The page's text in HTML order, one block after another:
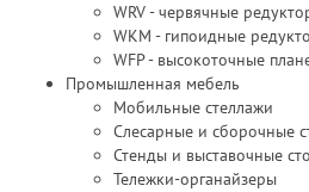
WRV - червячные
WKM - гипоидные
WFP - высокоточные
Промышленная мебель
Мобильные стеллажи
Слесарные и сборочные
Стенды и выставочные
Тележки-органайзеры